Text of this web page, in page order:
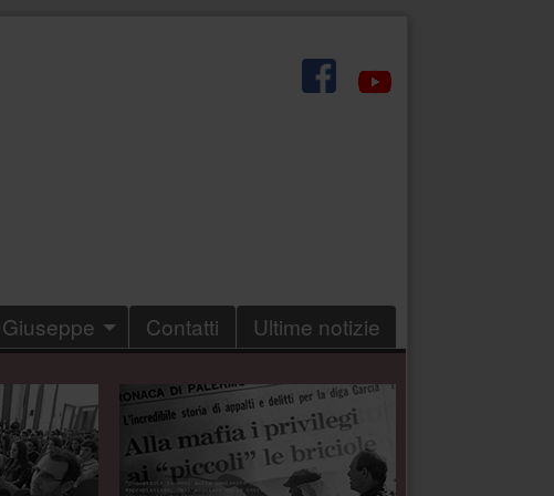
Giuseppe Contatti Ultime notizie